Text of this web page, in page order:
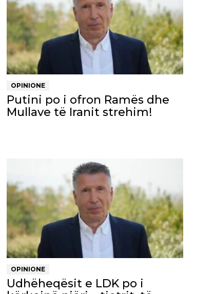
OPINIONE
Putini po i ofron Ramës dhe
Mullave të Iranit strehim!
OPINIONE
Udhëheqësit e LDK po i